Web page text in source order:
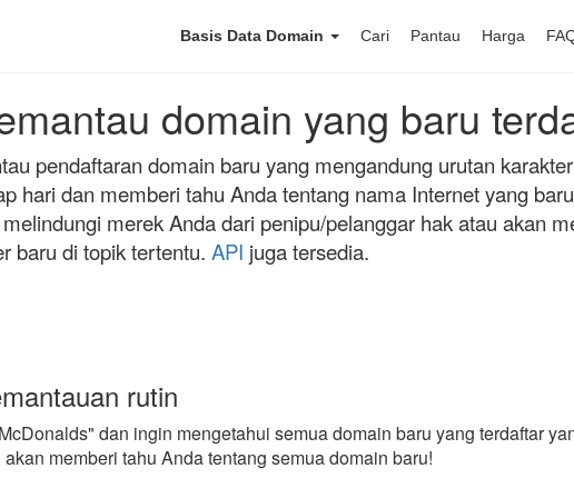
Basis Data Domain Cari Pantau Harga
domain yang baru
pendaftaran domain baru yang mengandung urutan
hari dan memberi tahu Anda tentang nama Internet yang
merek Anda dari penipu/pelanggar hak atau akan
baru di topik tertentu. API juga tersedia.
rutin
dan ingin mengetahui semua domain baru yang terdaftar
memberi tahu Anda tentang semua domain baru!